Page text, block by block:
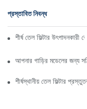
প্রস্তাবিত নিবন্ধ
শীর্ষ তেল ফিল্টার উৎপাদনকারী
আপনার গাড়ির মডেলের জন্য
শীর্ষস্থানীয় তেল ফিল্টার